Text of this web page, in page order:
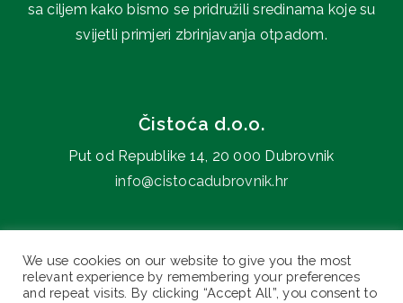
sa ciljem kako bismo se pridružili sredinama koje su
svijetli primjeri zbrinjavanja otpadom.
Čistoća d.o.o.
Put od Republike 14, 20 000 Dubrovnik
info@cistocadubrovnik.hr
0800 606 707
We use cookies on our website to give you the most
relevant experience by remembering your preferences
and repeat visits. By clicking “Accept All”, you consent to